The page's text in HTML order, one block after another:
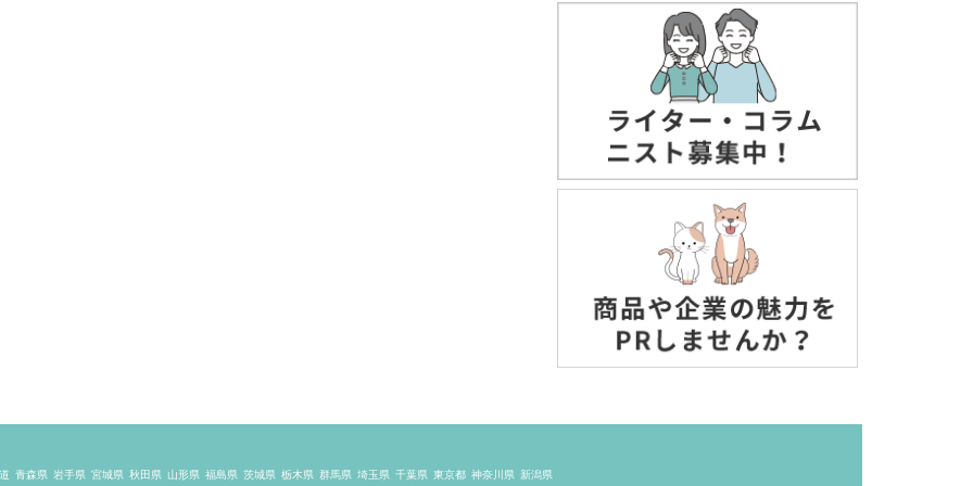
青森県 岩手県 宮城県 秋田県 山形県 福島県 茨城県 栃木県 群馬県 埼玉県 千葉県 東京都 神奈川県 新潟県